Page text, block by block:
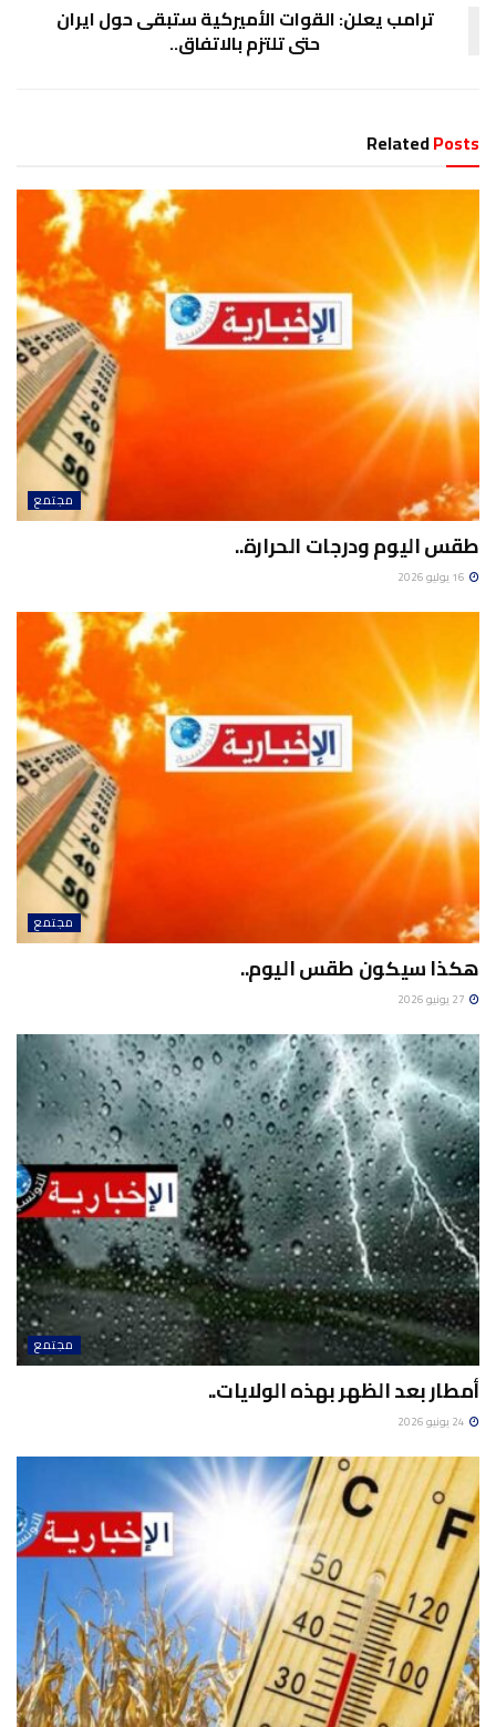
ترامب يعلن: القوات الأميركية ستبقى حول ايران
حتى تلتزم بالاتفاق..
RelatedPosts
مجتمع
طقس اليوم ودرجات الحرارة..
مجتمع
هكذا سيكون طقس اليوم..
مجتمع
أمطار بعد الظهر بهذه الولايات..